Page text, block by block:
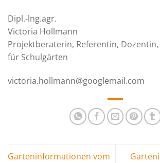
Dipl.-lng.agr.
Victoria Hollmann
Projektberaterin, Referentin,
für Schulgärten
victoria.hollmann@googlemail.com
Garteninformationen vom